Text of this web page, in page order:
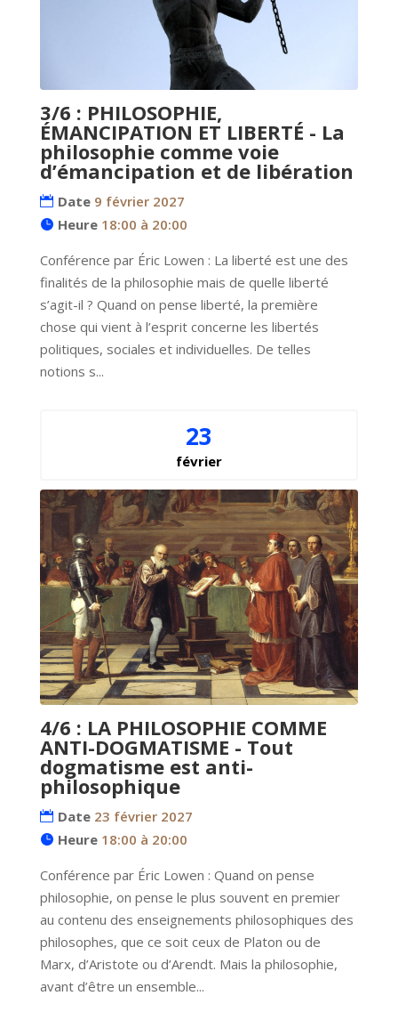
3/6 : PHILOSOPHIE,
ÉMANCIPATION ET LIBERTÉ - La
philosophie comme voie
d’émancipation et de libération
Date 9 février 2027
Heure 18:00 à 20:00
Conférence par Éric Lowen : La liberté est une des
finalités de la philosophie mais de quelle liberté
s’agit-il ? Quand on pense liberté, la première
chose qui vient à l’esprit concerne les libertés
politiques, sociales et individuelles. De telles
notions s...
23
février
4/6 : LA PHILOSOPHIE COMME
ANTI-DOGMATISME - Tout
dogmatisme est anti-
philosophique
Date 23 février 2027
Heure 18:00 à 20:00
Conférence par Éric Lowen : Quand on pense
philosophie, on pense le plus souvent en premier
au contenu des enseignements philosophiques des
philosophes, que ce soit ceux de Platon ou de
Marx, d’Aristote ou d’Arendt. Mais la philosophie,
avant d’être un ensemble...